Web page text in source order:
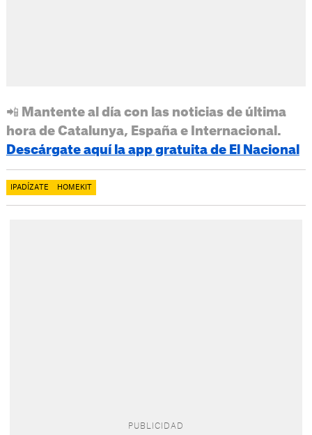
📲 Mantente al día con las noticias de última
hora de Catalunya, España e Internacional.
Descárgate aquí la app gratuita de El Nacional
IPADÍZATE HOMEKIT